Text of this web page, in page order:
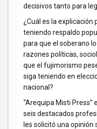
decisivos tanto para
¿Cuál es la
teniendo respaldo
para que el soberano
razones políticas,
que el fujimorismo
siga teniendo en
nacional?
“Arequipa Misti Press”
seis destacados
les solicitó una